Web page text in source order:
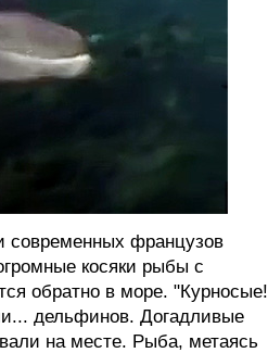
современных французов
косяки рыбы с
обратно в море. "Курносые!
дельфинов. Догадливые
на месте. Рыба, метаясь